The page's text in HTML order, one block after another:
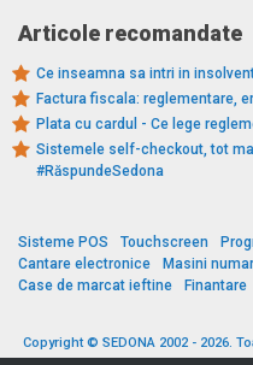
Articole recomandate
Ce inseamna sa intri in
Factura fiscala: reglementare,
Plata cu cardul - Ce lege
Sistemele self-checkout, tot
#RăspundeSedona
Sisteme POS Touchscreen
Cantare electronice
Masini
Case de marcat ieftine
Finantare
Copyright © SEDONA 2002 - 2026.